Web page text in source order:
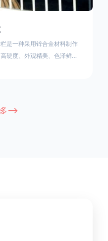
是一种采用锌合金材料制作
硬度、外观精美、色泽鲜艳
息。
-->